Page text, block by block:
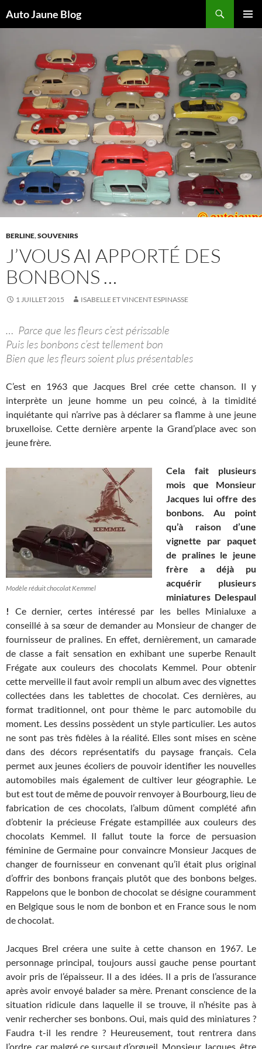
Auto Jaune Blog
BERLINE,SOUVENIRS
J’VOUS AI APPORTÉ DES
BONBONS …
1 JUILLET 2015 ISABELLE ET VINCENT ESPINASSE
… Parce que les fleurs c’est périssable
Puis les bonbons c’est tellement bon
Bien que les fleurs soient plus présentables
C’est en 1963 que Jacques Brel crée cette chanson. Il y
interprète un jeune homme un peu coincé, à la timidité
inquiétante qui n’arrive pas à déclarer sa flamme à une jeune
bruxelloise. Cette dernière arpente la Grand’place avec son
jeune frère.
Modèle réduit chocolat Kemmel
Cela fait plusieurs
mois que Monsieur
Jacques lui offre des
bonbons. Au point
qu’à raison d’une
vignette par paquet
de pralines le jeune
frère a déjà pu
acquérir plusieurs
miniatures Delespaul
! Ce dernier, certes intéressé par les belles Minialuxe a
conseillé à sa sœur de demander au Monsieur de changer de
fournisseur de pralines. En effet, dernièrement, un camarade
de classe a fait sensation en exhibant une superbe Renault
Frégate aux couleurs des chocolats Kemmel. Pour obtenir
cette merveille il faut avoir rempli un album avec des vignettes
collectées dans les tablettes de chocolat. Ces dernières, au
format traditionnel, ont pour thème le parc automobile du
moment. Les dessins possèdent un style particulier. Les autos
ne sont pas très fidèles à la réalité. Elles sont mises en scène
dans des décors représentatifs du paysage français. Cela
permet aux jeunes écoliers de pouvoir identifier les nouvelles
automobiles mais également de cultiver leur géographie. Le
but est tout de même de pouvoir renvoyer à Bourbourg, lieu de
fabrication de ces chocolats, l’album dûment complété afin
d’obtenir la précieuse Frégate estampillée aux couleurs des
chocolats Kemmel. Il fallut toute la force de persuasion
féminine de Germaine pour convaincre Monsieur Jacques de
changer de fournisseur en convenant qu’il était plus original
d’offrir des bonbons français plutôt que des bonbons belges.
Rappelons que le bonbon de chocolat se désigne couramment
en Belgique sous le nom de bonbon et en France sous le nom
de chocolat.
Jacques Brel créera une suite à cette chanson en 1967. Le
personnage principal, toujours aussi gauche pense pourtant
avoir pris de l’épaisseur. Il a des idées. Il a pris de l’assurance
après avoir envoyé balader sa mère. Prenant conscience de la
situation ridicule dans laquelle il se trouve, il n’hésite pas à
venir rechercher ses bonbons. Oui, mais quid des miniatures ?
Faudra t-il les rendre ? Heureusement, tout rentrera dans
l’ordre, car malgré ce sursaut d’orgueil, Monsieur Jacques, être